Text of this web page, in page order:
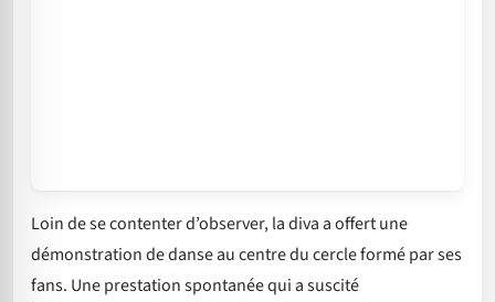
Loin de se contenter d’observer, la diva a offert une
démonstration de danse au centre du cercle formé par ses
fans. Une prestation spontanée qui a suscité